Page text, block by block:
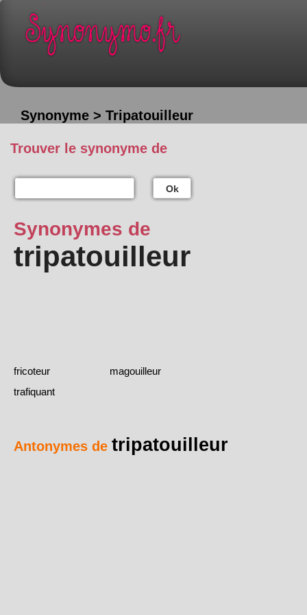
Synonyme > Tripatouilleur
Trouver le synonyme de
Ok
Synonymes de
tripatouilleur
fricoteur
magouilleur
trafiquant
Antonymes de tripatouilleur